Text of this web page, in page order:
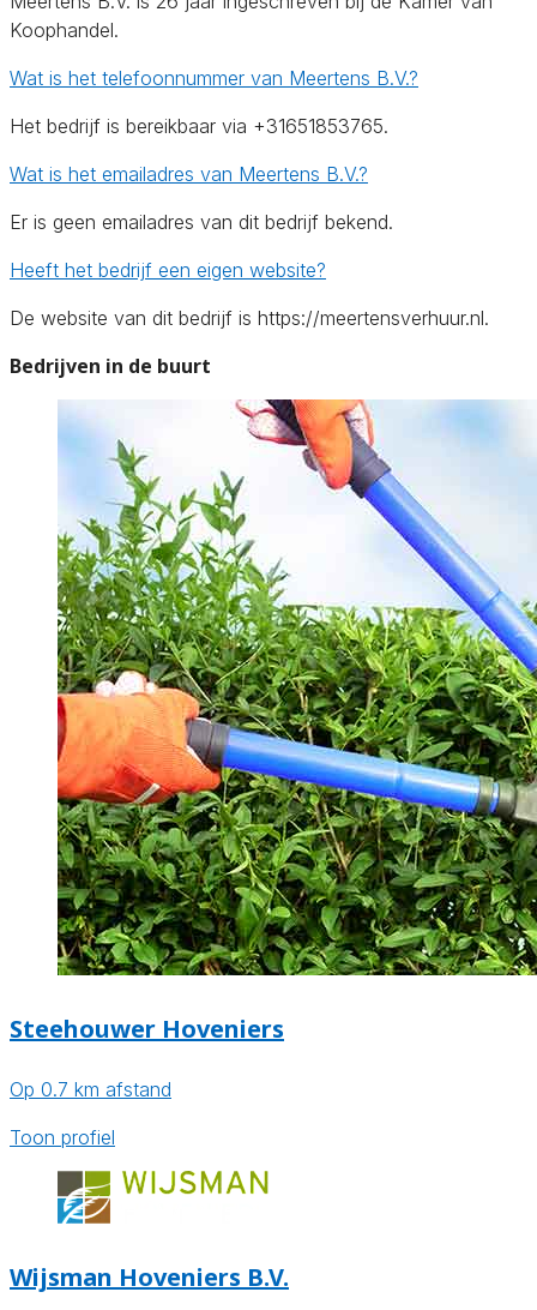
Koophandel.
Wat is het telefoonnummer van Meertens B.V.?
Het bedrijf is bereikbaar via +31651853765.
Wat is het emailadres van Meertens B.V.?
Er is geen emailadres van dit bedrijf bekend.
Heeft het bedrijf een eigen website?
De website van dit bedrijf is https://meertensverhuur.nl.
Bedrijven in de buurt
Steehouwer Hoveniers
Op 0.7 km afstand
Toon profiel
Wijsman Hoveniers B.V.